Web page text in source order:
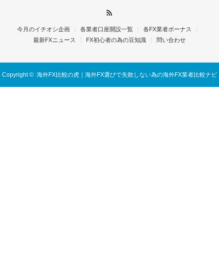
今月のイチオシ企画 各業者口座開設一覧
各FX業者ボーナス
最新FXニュース
FX初心者の為の豆知識 問い合わせ
Copyright © 海外FX比較の虎｜海外FX選びで失敗しない為の海外FX業者比較ナビ